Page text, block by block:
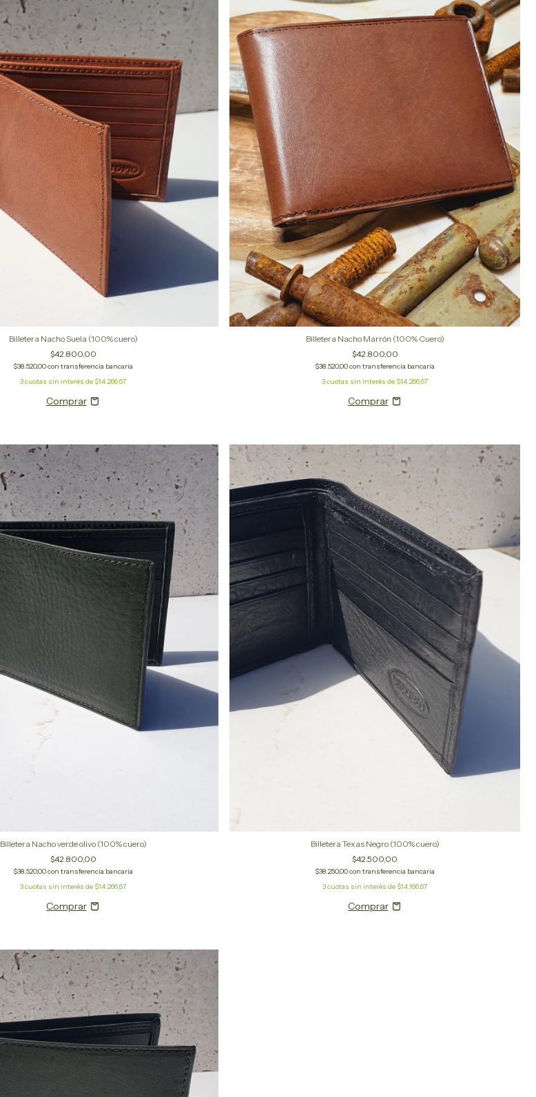
Billetera Nacho Suela (100% cuero)
$42.800,00
$38.520,00con transferencia bancaria
3cuotas sin interés de $14.266,67
Billetera Nacho Marrón (100% Cuero)
$42.800,00
$38.520,00con transferencia bancaria
3cuotas sin interés de $14.266,67
Billetera Nacho verde olivo (100% cuero)
$42.800,00
$38.520,00con transferencia bancaria
3cuotas sin interés de $14.266,67
Billetera Texas Negro (100% cuero)
$42.500,00
$38.250,00con transferencia bancaria
3cuotas sin interés de $14.166,67